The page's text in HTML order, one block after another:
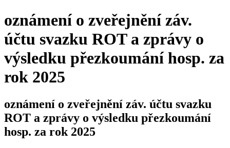
oznámení o zveřejnění záv.
účtu svazku ROT a zprávy o
výsledku přezkoumání hosp. za
rok 2025
oznámení o zveřejnění záv. účtu svazku
ROT a zprávy o výsledku přezkoumání
hosp. za rok 2025